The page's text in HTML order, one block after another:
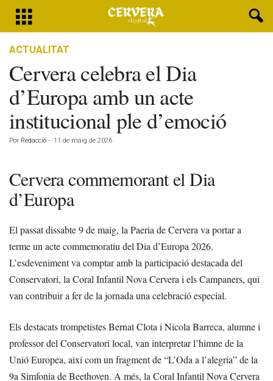
ACTUALITAT
Cervera celebra el Dia
d’Europa amb un acte
institucional ple d’emoció
Por Redacció - 11 de maig de 2026
Cervera commemorant el Dia
d’Europa
El passat dissabte 9 de maig, la Paeria de Cervera va portar a
terme un acte commemoratiu del Dia d’Europa 2026.
L’esdeveniment va comptar amb la participació destacada del
Conservatori, la Coral Infantil Nova Cervera i els Campaners, qui
van contribuir a fer de la jornada una celebració especial.
Els destacats trompetistes Bernat Clota i Nicola Barreca, alumne i
professor del Conservatori local, van interpretar l’himne de la
Unió Europea, així com un fragment de “L’Oda a l’alegria” de la
9a Simfonia de Beethoven. A més, la Coral Infantil Nova Cervera